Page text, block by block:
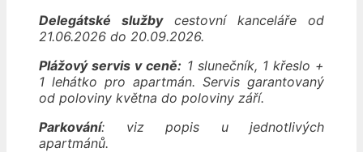
Delegátské službycestovní kanceláře od
21.06.2026 do 20.09.2026.
Plážový servis v ceně: 1 slunečník, 1 křeslo +
1 lehátko pro apartmán. Servis garantovaný
od poloviny května do poloviny září.
Parkování: viz popis u jednotlivých
apartmánů.